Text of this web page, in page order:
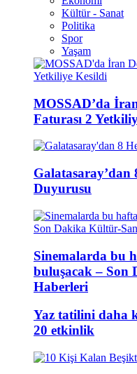
Kültür - Sanat
Politika
Spor
Yaşam
MOSSAD’da
Faturası 2
Galatasaray’dan
Duyurusu
Sinemalarda bu
buluşacak – Son
Haberleri
Yaz tatilini daha
20 etkinlik